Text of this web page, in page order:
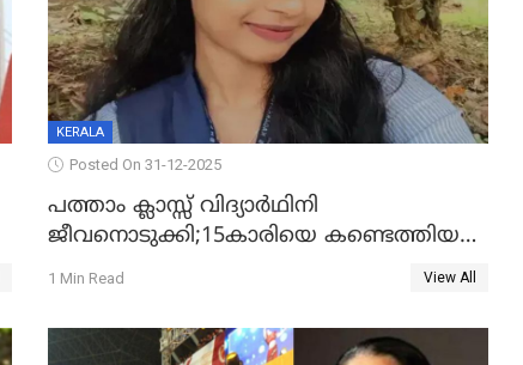
KERALA
Posted On 31-12-2025
പത്താം ക്ലാസ്സ് വിദ്യാര്‍ഥിനി
ജീവനൊടുക്കി;15കാരിയെ കണ്ടെത്തിയത്
കിടപ്പുമുറിയില്‍ തൂങ്ങി മരിച്ച നിലയിൽ
1 Min Read View All